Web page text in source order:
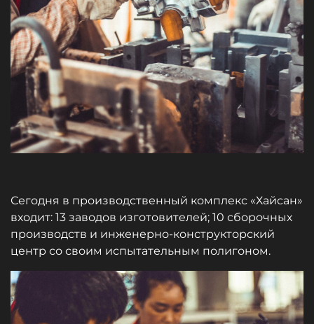
Сегодня в производственный комплекс «Хайсан»
входит: 13 заводов изготовителей; 10 сборочных
производств и инженерно-конструкторский
центр со своим испытательным полигоном.